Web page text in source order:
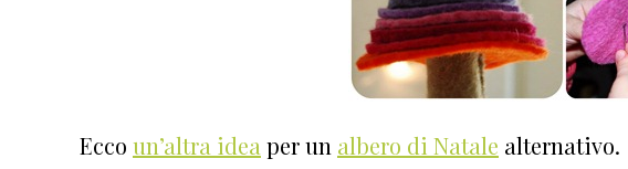
Ecco un’altra idea per un albero di Natale alternativo.